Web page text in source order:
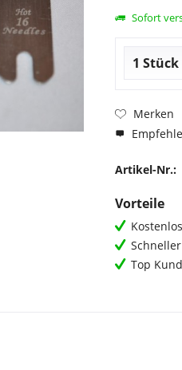
Sofort
Merken
Artikel-Nr.:
Vorteile
Top